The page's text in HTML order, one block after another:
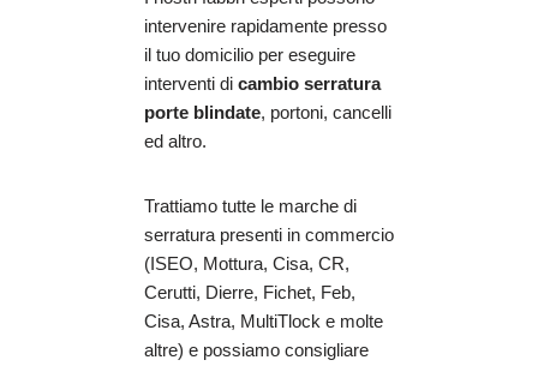
intervenire rapidamente presso
il tuo domicilio per eseguire
interventi di cambio serratura
porte blindate, portoni, cancelli
ed altro.
Trattiamo tutte le marche di
serratura presenti in commercio
(ISEO, Mottura, Cisa, CR,
Cerutti, Dierre, Fichet, Feb,
Cisa, Astra, MultiTlock e molte
altre) e possiamo consigliare